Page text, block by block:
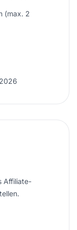
(max. 2
Affiliate-